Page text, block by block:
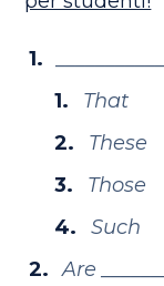
That
These
Those
Such
Are